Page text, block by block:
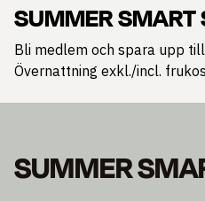
SUMMER SMART
Bli medlem och spara upp
Övernattning exkl./incl.
SUMMER